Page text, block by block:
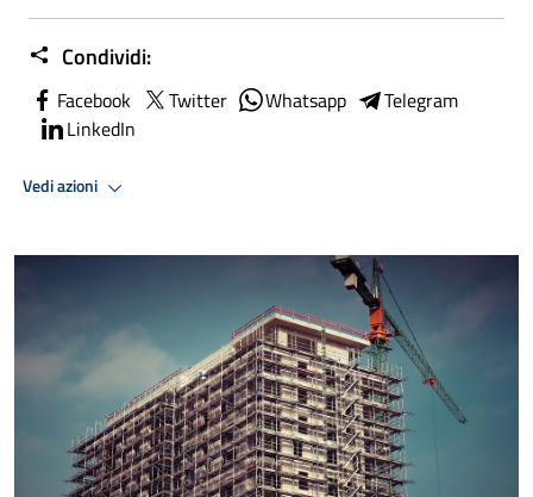
Condividi:
Facebook Twitter Whatsapp
Telegram
LinkedIn
Vedi azioni